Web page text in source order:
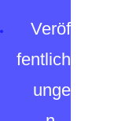
Veröf
fentlich
unge